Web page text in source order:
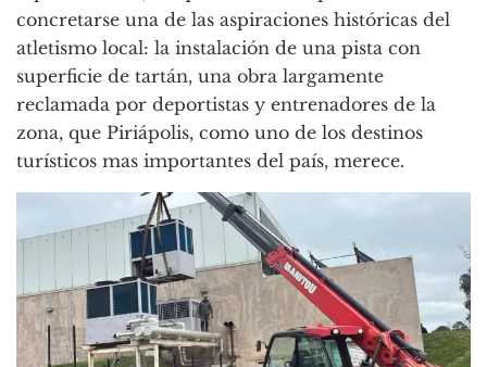
concretarse una de las aspiraciones históricas del
atletismo local: la instalación de una pista con
superficie de tartán, una obra largamente
reclamada por deportistas y entrenadores de la
zona, que Piriápolis, como uno de los destinos
turísticos mas importantes del país, merece.